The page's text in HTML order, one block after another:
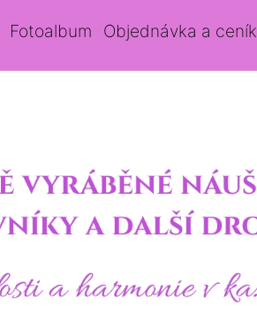
Fotoalbum Objednávka a ceník